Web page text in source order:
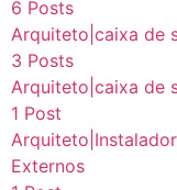
6 Posts
Arquiteto|caixa de
3 Posts
Arquiteto|caixa de
1 Post
Externos